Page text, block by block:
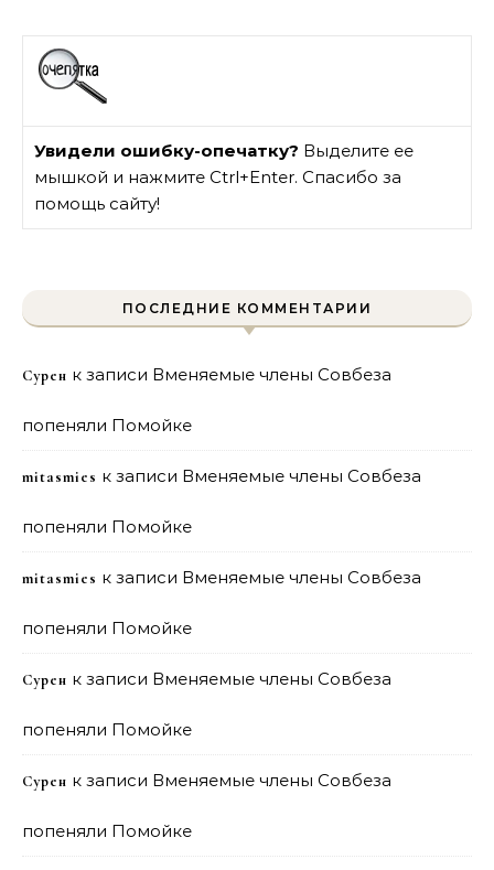
Увидели ошибку-опечатку? Выделите ее
мышкой и нажмите Ctrl+Enter. Спасибо за
помощь сайту!
ПОСЛЕДНИЕ КОММЕНТАРИИ
Сурен к записи Вменяемые члены Совбеза
попеняли Помойке
mitasmies к записи Вменяемые члены Совбеза
попеняли Помойке
mitasmies к записи Вменяемые члены Совбеза
попеняли Помойке
Сурен к записи Вменяемые члены Совбеза
попеняли Помойке
Сурен к записи Вменяемые члены Совбеза
попеняли Помойке